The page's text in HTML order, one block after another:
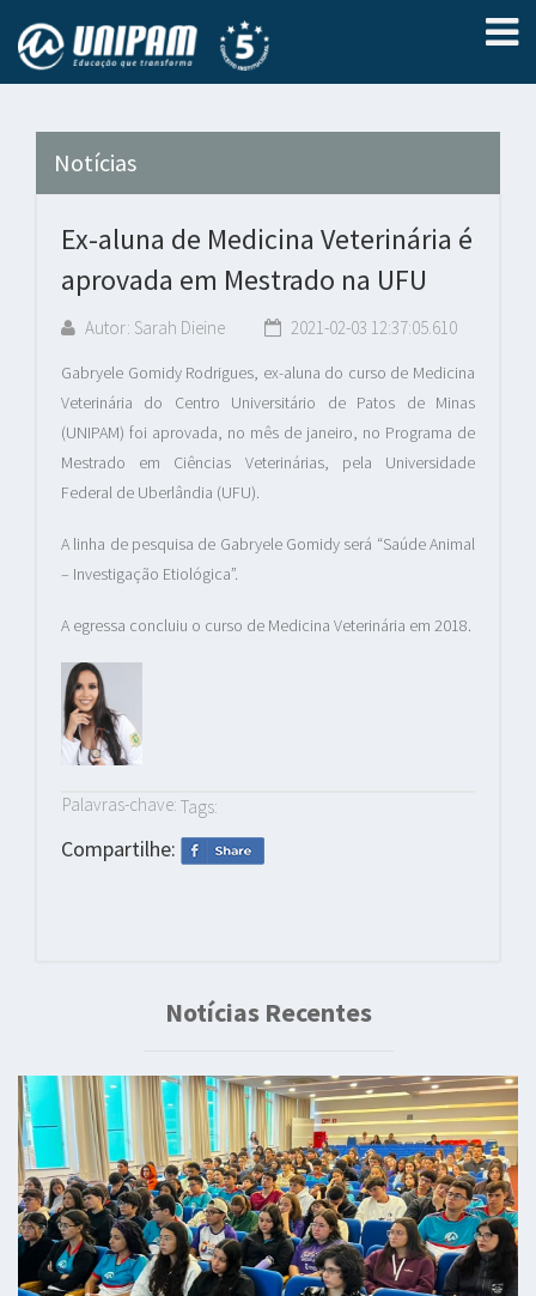
Notícias
Ex-aluna de Medicina Veterinária é
aprovada em Mestrado na UFU
Autor: Sarah Dieine 2021-02-03 12:37:05.610
Gabryele Gomidy Rodrigues, ex-aluna do curso de Medicina
Veterinária do Centro Universitário de Patos de Minas
(UNIPAM) foi aprovada, no mês de janeiro, no Programa de
Mestrado em Ciências Veterinárias, pela Universidade
Federal de Uberlândia (UFU).
A linha de pesquisa de Gabryele Gomidy será “Saúde Animal
– Investigação Etiológica”.
A egressa concluiu o curso de Medicina Veterinária em 2018.
Palavras-chave: Tags:
Compartilhe:
Notícias Recentes